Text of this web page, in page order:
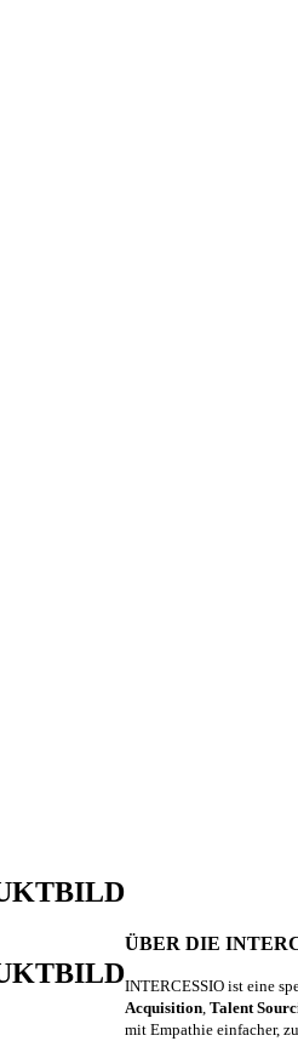
ÜBER DIE
INTERCESSIO ist eine
Acquisition Talent
mit Empathie einfacher,